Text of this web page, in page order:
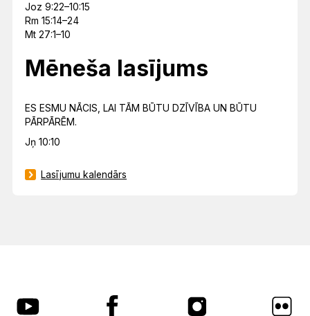
Joz 9:22–10:15
Rm 15:14–24
Mt 27:1–10
Mēneša lasījums
ES ESMU NĀCIS, LAI TĀM BŪTU DZĪVĪBA UN BŪTU
PĀRPĀRĒM.
Jņ 10:10
Lasījumu kalendārs